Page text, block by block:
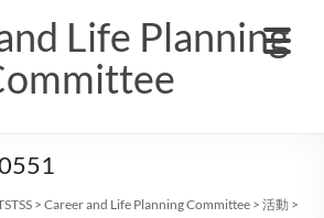
Life Planning
>Career and Life Planning Committee >活動 >